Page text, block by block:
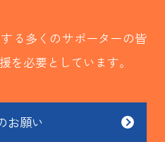
る多くのサポーターの皆
を必要としています。
お願い